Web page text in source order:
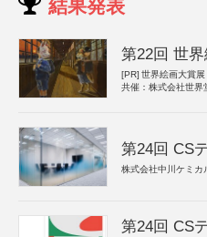
結果発表
第22回 世
[PR] 世界絵画大賞
共催：株式会社世界
第24回 CS
株式会社中川ケミカ
第24回 CS